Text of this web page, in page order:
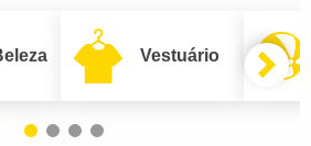
Vestuário